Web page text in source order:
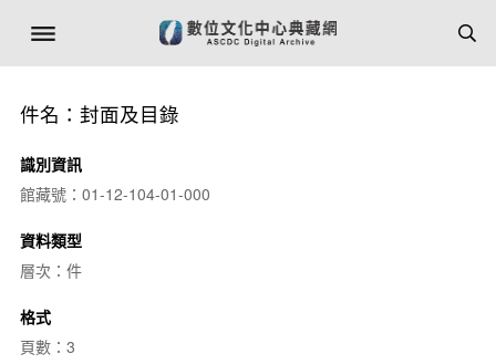
件名：封面及目錄
識別資訊
館藏號：01-12-104-01-000
資料類型
層次：件
格式
頁數：3